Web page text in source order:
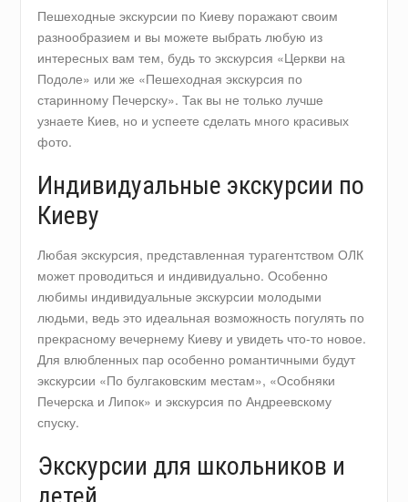
Пешеходные экскурсии по Киеву поражают своим
разнообразием и вы можете выбрать любую из
интересных вам тем, будь то экскурсия «Церкви на
Подоле» или же «Пешеходная экскурсия по
старинному Печерску». Так вы не только лучше
узнаете Киев, но и успеете сделать много красивых
фото.
Индивидуальные экскурсии по
Киеву
Любая экскурсия, представленная турагентством ОЛК
может проводиться и индивидуально. Особенно
любимы индивидуальные экскурсии молодыми
людьми, ведь это идеальная возможность погулять по
прекрасному вечернему Киеву и увидеть что-то новое.
Для влюбленных пар особенно романтичными будут
экскурсии «По булгаковским местам», «Особняки
Печерска и Липок» и экскурсия по Андреевскому
спуску.
Экскурсии для школьников и
детей